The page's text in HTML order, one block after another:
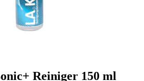
Reiniger 150 ml